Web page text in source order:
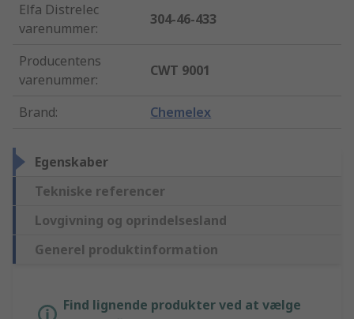
Elfa Distrelec
varenummer:
304-46-433
Producentens
varenummer:
CWT 9001
Brand: Chemelex
Egenskaber
Tekniske referencer
Lovgivning og oprindelsesland
Generel produktinformation
Find lignende produkter ved at vælge